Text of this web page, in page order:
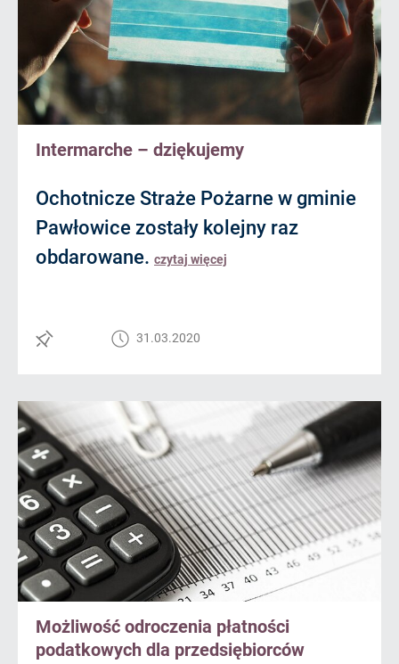
Intermarche – dziękujemy
Ochotnicze Straże Pożarne w gminie
Pawłowice zostały kolejny raz
obdarowane. czytaj więcej
31.03.2020
Możliwość odroczenia płatności
podatkowych dla przedsiębiorców